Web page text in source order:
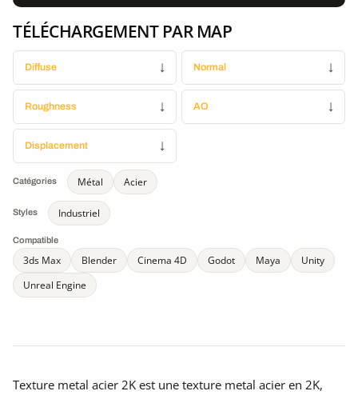
TÉLÉCHARGEMENT PAR MAP
Diffuse ↓ Normal ↓
Roughness ↓ AO ↓
Displacement ↓
Catégories Métal Acier
Styles Industriel
Compatible
3ds Max Blender Cinema 4D Godot Maya
Unity
Unreal Engine
Texture metal acier 2K est une texture metal acier en 2K,